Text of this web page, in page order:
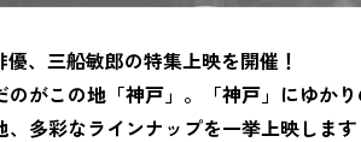
、三船敏郎の特集上映を開催！
がこの地「神戸」。「神戸」にゆか
多彩なラインナップを一挙上映します